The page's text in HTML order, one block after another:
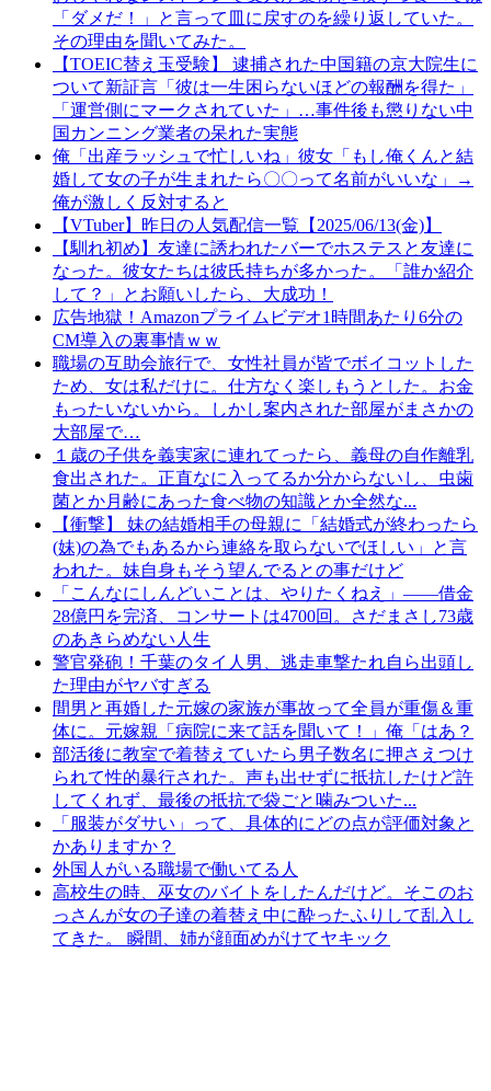
「ダメだ！」と言って皿に戻すのを繰り返していた。
その理由を聞いてみた。
【TOEIC替え玉受験】 逮捕された中国籍の京大院生に
ついて新証言「彼は一生困らないほどの報酬を得た」
「運営側にマークされていた」…事件後も懲りない中
国カンニング業者の呆れた実態
俺「出産ラッシュで忙しいね」彼女「もし俺くんと結
婚して女の子が生まれたら〇〇って名前がいいな」→
俺が激しく反対すると
【VTuber】昨日の人気配信一覧【2025/06/13(金)】
【馴れ初め】友達に誘われたバーでホステスと友達に
なった。彼女たちは彼氏持ちが多かった。「誰か紹介
して？」とお願いしたら、大成功！
広告地獄！Amazonプライムビデオ1時間あたり6分の
CM導入の裏事情ｗｗ
職場の互助会旅行で、女性社員が皆でボイコットした
ため、女は私だけに。仕方なく楽しもうとした。お金
もったいないから。しかし案内された部屋がまさかの
大部屋で…
１歳の子供を義実家に連れてったら、義母の自作離乳
食出された。正直なに入ってるか分からないし、虫歯
菌とか月齢にあった食べ物の知識とか全然な...
【衝撃】 妹の結婚相手の母親に「結婚式が終わったら
(妹)の為でもあるから連絡を取らないでほしい」と言
われた。妹自身もそう望んでるとの事だけど
「こんなにしんどいことは、やりたくねえ」――借金
28億円を完済、コンサートは4700回。さだまさし73歳
のあきらめない人生
警官発砲！千葉のタイ人男、逃走車撃たれ自ら出頭し
た理由がヤバすぎる
間男と再婚した元嫁の家族が事故って全員が重傷＆重
体に。元嫁親「病院に来て話を聞いて！」俺「はあ？
部活後に教室で着替えていたら男子数名に押さえつけ
られて性的暴行された。声も出せずに抵抗したけど許
してくれず、最後の抵抗で袋ごと噛みついた...
「服装がダサい」って、具体的にどの点が評価対象と
かありますか？
外国人がいる職場で働いてる人
高校生の時、巫女のバイトをしたんだけど。そこのお
っさんが女の子達の着替え中に酔ったふりして乱入し
てきた。 瞬間、姉が顔面めがけてヤキック